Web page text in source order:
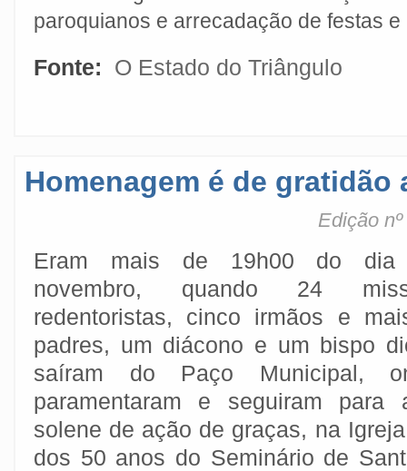
paroquianos e arrecadação de festas
Fonte: O Estado do Triângulo
Homenagem é de gratidão
Edição
Eram mais de 19h00 do
novembro, quando 24
redentoristas, cinco irmãos e
padres, um diácono e um bispo
saíram do Paço Municipal,
paramentaram e seguiram para
solene de ação de graças, na
dos 50 anos do Seminário de